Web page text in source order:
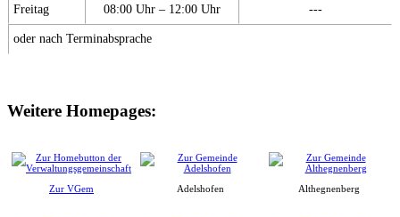
Freitag 08:00 Uhr – 12:00 Uhr ---
oder nach Terminabsprache
Weitere Homepages:
Zur VGem Adelshofen Althegnenberg